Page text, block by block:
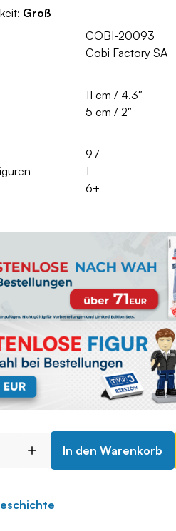
Groß
COBI-20093
Cobi Factory SA
11 cm / 4.3″
5 cm / 2″
97
1
6+
In den Warenkorb